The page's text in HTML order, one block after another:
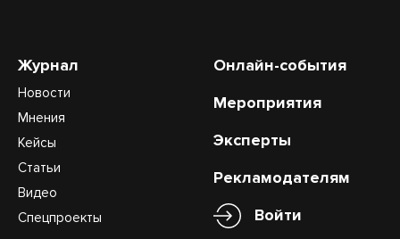
Журнал
Новости
Мнения
Кейсы
Статьи
Видео
Спецпроекты
Онлайн-события
Мероприятия
Эксперты
Рекламодателям
Войти